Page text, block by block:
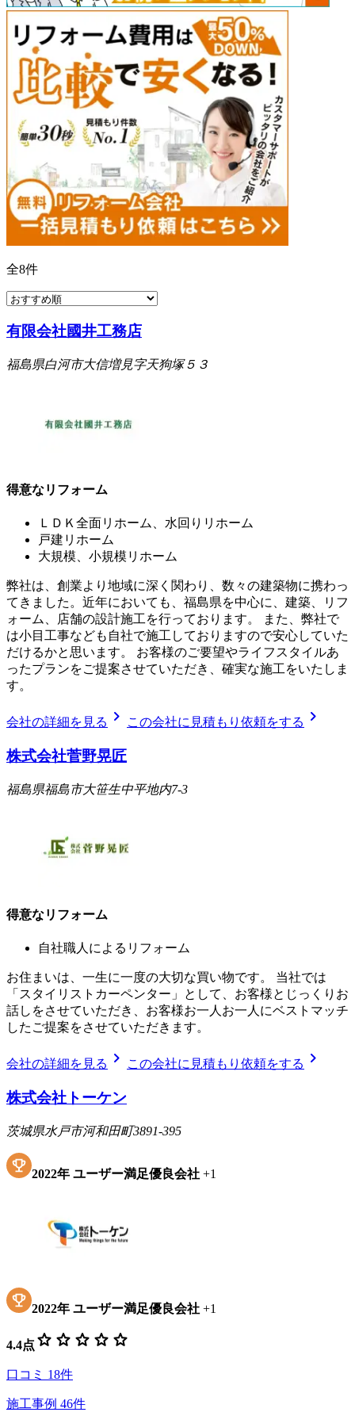
全8件
有限会社國井工務店
福島県白河市大信増見字天狗塚５３
得意なリフォーム
ＬＤＫ全面リホーム、水回りリホーム
戸建リホーム
大規模、小規模リホーム
弊社は、創業より地域に深く関わり、数々の建築物に携わっ
てきました。近年においても、福島県を中心に、建築、リフ
ォーム、店舗の設計施工を行っております。 また、弊社で
は小目工事なども自社で施工しておりますので安心していた
だけるかと思います。 お客様のご要望やライフスタイルあ
ったプランをご提案させていただき、確実な施工をいたしま
す。
会社の詳細を見る chevron_right この会社に見積もり依頼をする chevron_right
株式会社菅野晃匠
福島県福島市大笹生中平地内7-3
得意なリフォーム
自社職人によるリフォーム
お住まいは、一生に一度の大切な買い物です。 当社では
「スタイリストカーペンター」として、お客様とじっくりお
話しをさせていただき、お客様お一人お一人にベストマッチ
したご提案をさせていただきます。
会社の詳細を見る chevron_right この会社に見積もり依頼をする chevron_right
株式会社トーケン
茨城県水戸市河和田町3891-395
2022年 ユーザー満足優良会社 +1
2022年 ユーザー満足優良会社 +1
4.4点 star star star star star
口コミ 18件
施工事例 46件